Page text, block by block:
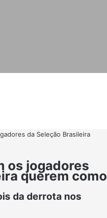
da Seleção Brasileira
os jogadores
querem como
da derrota nos